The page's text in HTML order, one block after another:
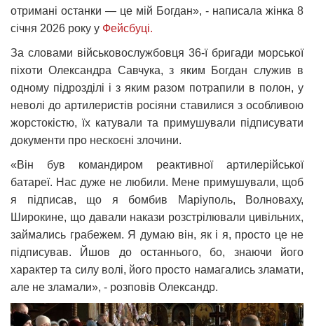
отримані останки — це мій Богдан», - написала жінка 8
січня 2026 року у Фейсбуці.
За словами військовослужбовця 36-ї бригади морської
піхоти Олександра Савчука, з яким Богдан служив в
одному підрозділі і з яким разом потрапили в полон, у
неволі до артилеристів росіяни ставилися з особливою
жорстокістю, їх катували та примушували підписувати
документи про нескоєні злочини.
«Він був командиром реактивної артилерійської
батареї. Нас дуже не любили. Мене примушували, щоб
я підписав, що я бомбив Маріуполь, Волноваху,
Широкине, що давали накази розстрілювали цивільних,
займались грабежем. Я думаю він, як і я, просто це не
підписував. Йшов до останнього, бо, знаючи його
характер та силу волі, його просто намагались зламати,
але не зламали», - розповів Олександр.